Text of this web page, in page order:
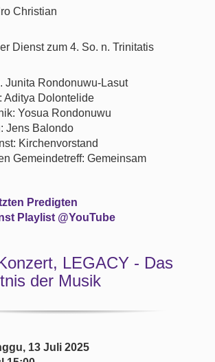
Christian
Dienst zum 4. So. n. Trinitatis
Junita Rondonuwu-Lasut
Aditya Dolontelide
Yosua Rondonuwu
Jens Balondo
Kirchenvorstand
Gemeindetreff: Gemeinsam
Predigten
Playlist @YouTube
LEGACY - Das
der Musik
13 Juli 2025